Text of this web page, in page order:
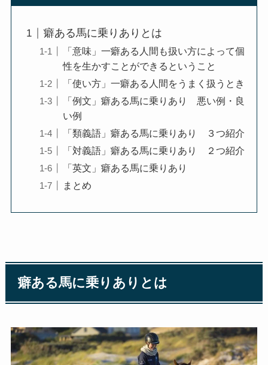
癖ある馬に乗りありとは
「意味」一癖ある人間も扱い方によって個
性を生かすことができるということ
「使い方」一癖ある人間をうまく扱うとき
「例文」癖ある馬に乗りあり 悪い例・良
い例
「類義語」癖ある馬に乗りあり ３つ紹介
「対義語」癖ある馬に乗りあり ２つ紹介
「英文」癖ある馬に乗りあり
まとめ
癖ある馬に乗りありとは